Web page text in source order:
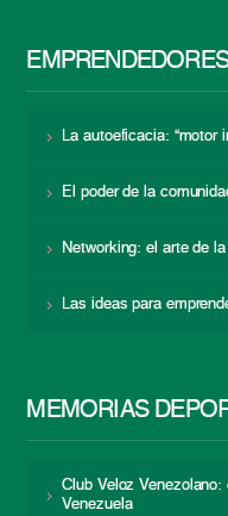
EMPRENDEDORES
La autoeficacia: “motor
El poder de la
Networking: el arte de
Las ideas para
MEMORIAS
Club Veloz
Venezuela